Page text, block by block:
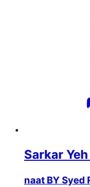
Sarkar
naat BY Syed